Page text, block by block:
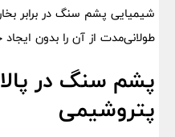
شیمیایی پشم سنگ در برابر
طولانی‌مدت از آن را بدون
پشم سنگ در
پتروشیمی